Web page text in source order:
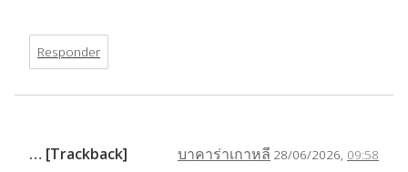
Responder
บาคาร่าเกาหลี 28/06/2026, 09:58
… [Trackback]